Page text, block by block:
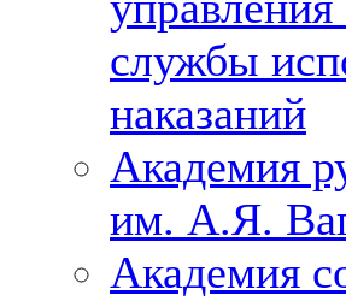
службы
наказаний
Академия
им. А.Я.
Академия